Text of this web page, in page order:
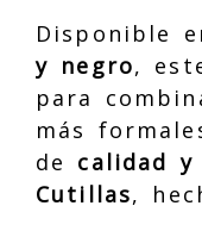
Disponible
y negro,
para
más
de calidad
Cutillas,